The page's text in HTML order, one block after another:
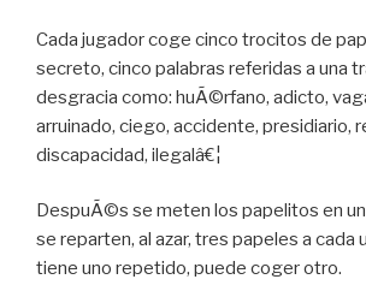
Cada jugador coge cinco trocitos de
secreto, cinco palabras referidas a una
desgracia como: huÃ©rfano, adicto,
arruinado, ciego, accidente, presidiario,
discapacidad, ilegalâ€¦
DespuÃ©s se meten los papelitos en
se reparten, al azar, tres papeles a cada
tiene uno repetido, puede coger otro.